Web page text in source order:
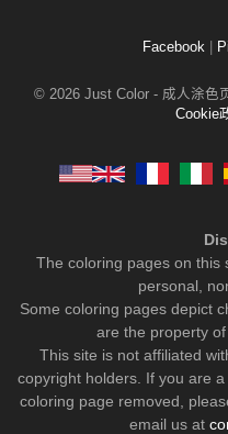
Facebook
© 2026 Just Color - 成人涂色
Cookie
The coloring pages on this
personal,
Some coloring pages depict
are the property
This site is not affiliated
copyright holders. If you are
coloring page removed,
email us at